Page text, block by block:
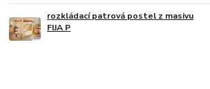
rozkládací patrová postel z masivu
FIJA P